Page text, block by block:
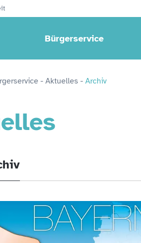
Bürgerservice
- Aktuelles - Archiv